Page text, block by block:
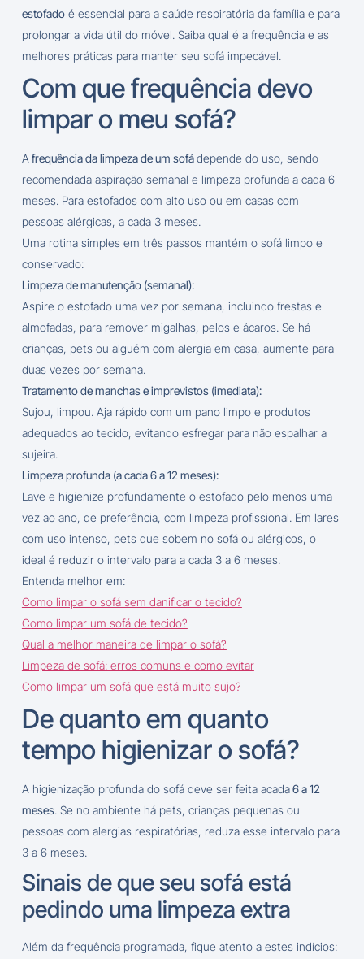
estofadoé essencial para a saúde respiratória da família e para
prolongar a vida útil do móvel. Saiba qual é a frequência e as
melhores práticas para manter seu sofá impecável.
Com que frequência devo
limpar o meu sofá?
A frequência da limpeza de um sofádepende do uso, sendo
recomendada aspiração semanal e limpeza profunda a cada 6
meses. Para estofados com alto uso ou em casas com
pessoas alérgicas, a cada 3 meses.
Uma rotina simples em três passos mantém o sofá limpo e
conservado:
Limpeza de manutenção (semanal):
Aspire o estofado uma vez por semana, incluindo frestas e
almofadas, para remover migalhas, pelos e ácaros. Se há
crianças, pets ou alguém com alergia em casa, aumente para
duas vezes por semana.
Tratamento de manchas e imprevistos (imediata):
Sujou, limpou. Aja rápido com um pano limpo e produtos
adequados ao tecido, evitando esfregar para não espalhar a
sujeira.
Limpeza profunda (a cada 6 a 12 meses):
Lave e higienize profundamente o estofado pelo menos uma
vez ao ano, de preferência, com limpeza profissional. Em lares
com uso intenso, pets que sobem no sofá ou alérgicos, o
ideal é reduzir o intervalo para a cada 3 a 6 meses.
Entenda melhor em:
Como limpar o sofá sem danificar o tecido?
Como limpar um sofá de tecido?
Qual a melhor maneira de limpar o sofá?
Limpeza de sofá: erros comuns e como evitar
Como limpar um sofá que está muito sujo?
De quanto em quanto
tempo higienizar o sofá?
A higienização profunda do sofá deve ser feita acada6 a 12
meses. Se no ambiente há pets, crianças pequenas ou
pessoas com alergias respiratórias, reduza esse intervalo para
3 a 6 meses.
Sinais de que seu sofá está
pedindo uma limpeza extra
Além da frequência programada, fique atento a estes indícios: